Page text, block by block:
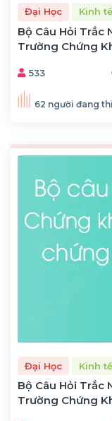
Đại Học Kinh
Bộ Câu Hỏi Trắc
Trường Chứng
533
62 người đang thi
Đại Học Kinh
Bộ Câu Hỏi Trắc
Trường Chứng